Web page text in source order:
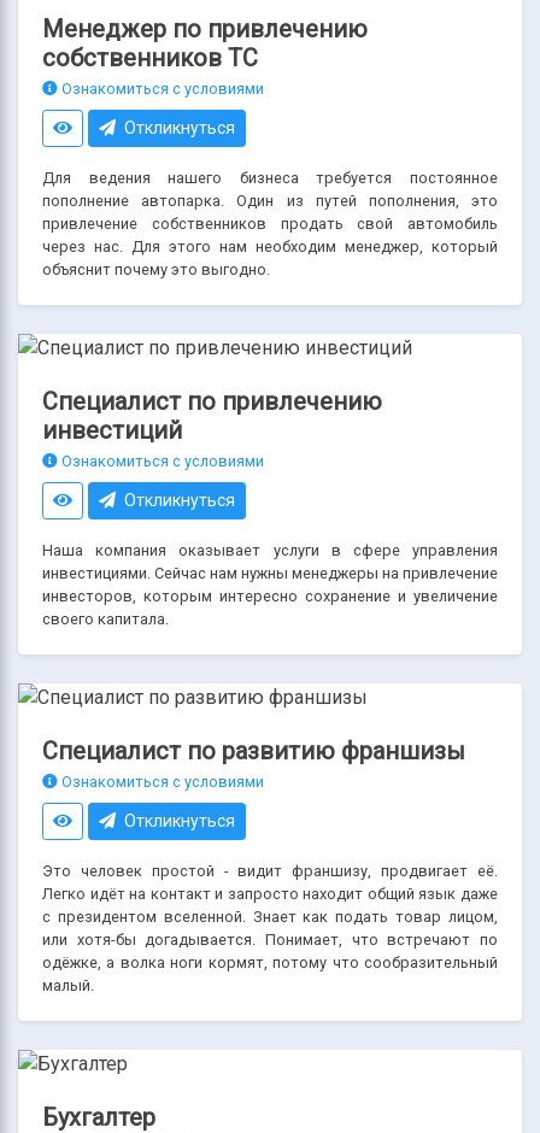
Менеджер по привлечению
собственников ТС
Ознакомиться с условиями
Откликнуться
Для ведения нашего бизнеса требуется постоянное
пополнение автопарка. Один из путей пополнения, это
привлечение собственников продать свой автомобиль
через нас. Для этого нам необходим менеджер, который
объяснит почему это выгодно.
Специалист по привлечению
инвестиций
Ознакомиться с условиями
Откликнуться
Наша компания оказывает услуги в сфере управления
инвестициями. Сейчас нам нужны менеджеры на привлечение
инвесторов, которым интересно сохранение и увеличение
своего капитала.
Специалист по развитию франшизы
Ознакомиться с условиями
Откликнуться
Это человек простой - видит франшизу, продвигает её.
Легко идёт на контакт и запросто находит общий язык даже
с президентом вселенной. Знает как подать товар лицом,
или хотя-бы догадывается. Понимает, что встречают по
одёжке, а волка ноги кормят, потому что сообразительный
малый.
Бухгалтер